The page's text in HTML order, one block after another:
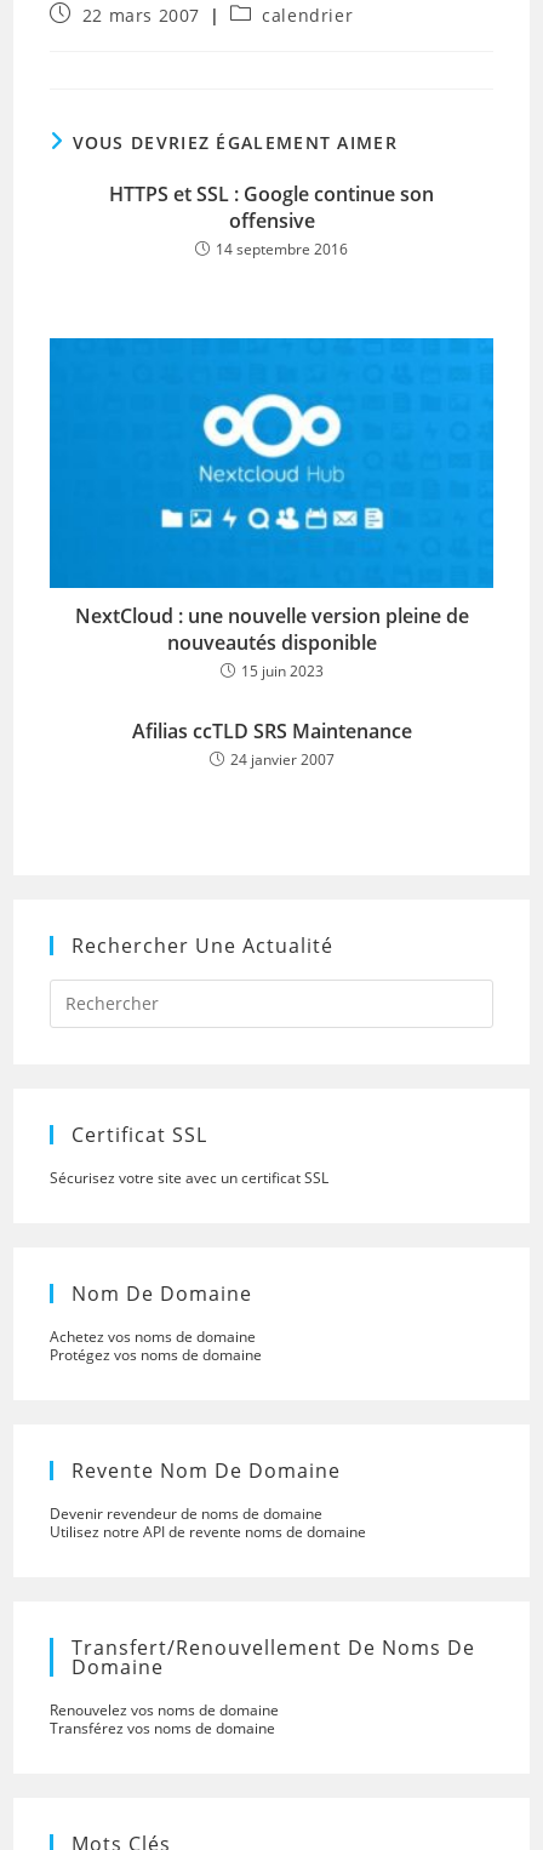
Publication
22 mars 2007
Postcalendrier
VOUS DEVRIEZ ÉGALEMENT AIMER
HTTPS et SSL : Google continue son
offensive
14 septembre 2016
NextCloud : une nouvelle version pleine de
nouveautés disponible
15 juin 2023
Afilias ccTLD SRS Maintenance
24 janvier 2007
Rechercher Une Actualité
Press
to
Certificat SSL
Sécurisez votre site avec un certificat SSL
Nom De Domaine
Achetez vos noms de domaine
Protégez vos noms de domaine
Revente Nom De Domaine
Devenir revendeur de noms de domaine
Utilisez notre API de revente noms de domaine
Transfert/renouvellement De Noms De
Domaine
Renouvelez vos noms de domaine
Transférez vos noms de domaine
Mots Clés